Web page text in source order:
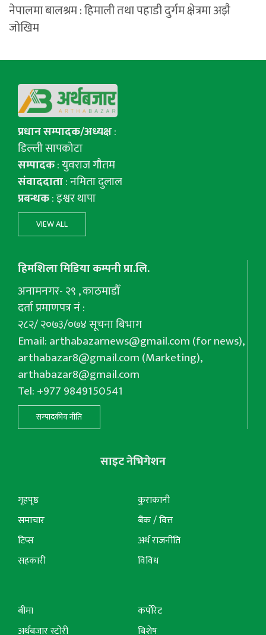
नेपालमा बालश्रम : हिमाली तथा पहाडी दुर्गम क्षेत्रमा अझै
जोखिम
प्रधान सम्पादक/अध्यक्ष:
डिल्ली सापकोटा
सम्पादक: युवराज गाैतम
संवाददाता: नमिता दुलाल
प्रबन्धक: इश्वर थापा
VIEW ALL
हिमशिला मिडिया कम्पनी प्रा.लि.
अनामनगर- २९ , काठमाडौँ
दर्ता प्रमाणपत्र नं :
२८२/ २०७३/०७४ सूचना बिभाग
Email:arthabazarnews@gmail.com(for news),
arthabazar8@gmail.com(Marketing),
arthabazar8@gmail.com
Tel: +977 9849150541
सम्पादकीय नीति
साइट नेभिगेशन
गृहपृष्ठ
समाचार
टिप्स
सहकारी
कुराकानी
बैंक / वित्त
अर्थ राजनीति
विविध
बीमा
अर्थबजार स्टोरी
कर्पोरेट
बिशेष